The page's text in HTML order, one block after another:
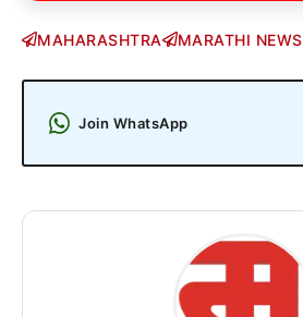
MAHARASHTRA MARATHI NEWS
Join WhatsApp